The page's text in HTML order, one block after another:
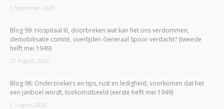
3 September, 2020
Blog 99: Hospitaal III, doorbreken wat kan het ons verdommen,
demobilisatie comité, overlijden Generaal Spoor verdacht? (tweede
helft mei 1949)
20 August, 2020
Blog 98: Onderzoekers en tips, rust en ledigheid, voorkomen dat het
een janboel wordt, toekomstbeeld (eerste helft mei 1949)
3 August, 2020